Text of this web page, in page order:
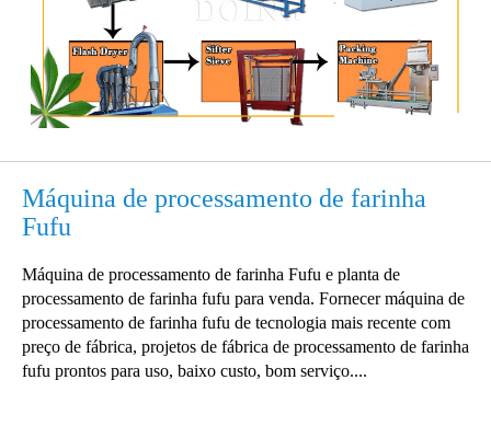
Máquina de processamento de farinha
Fufu
Máquina de processamento de farinha Fufu e planta de
processamento de farinha fufu para venda. Fornecer máquina de
processamento de farinha fufu de tecnologia mais recente com
preço de fábrica, projetos de fábrica de processamento de farinha
fufu prontos para uso, baixo custo, bom serviço....